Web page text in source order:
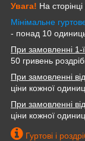
Увага! На
Мінімальне
- понад 10
При замовленні 1-
50 гривень
При замовленні
ціни кожної
При замовленні
ціни кожної
Гуртові і